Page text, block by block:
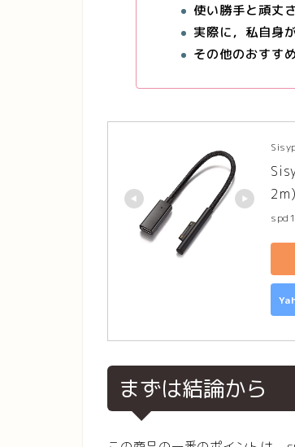
使い勝手と頑丈さ
実際に，私自身
その他のおすす
まずは結論から